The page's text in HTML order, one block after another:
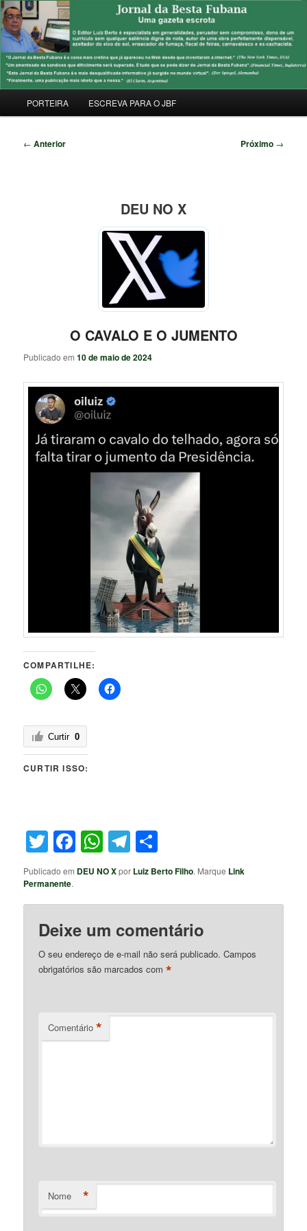
Pular
para
o
conteúdo
principalJORNAL DA BESTA FUBANA
Uma Gazeta Escrota
principal
PORTEIRA ESCREVA PARA O JBF
Navegação
← Anterior Próximo →
DEU NO X
O CAVALO E O JUMENTO
Publicado em10 de maio de 2024
COMPARTILHE:
Curtir 0
CURTIR ISSO:
Twitter
Facebook
WhatsApp
Telegram
Publicado em DEU NO Xpor Luiz Berto Filho. Marque Link
Permanente.
Deixe um comentário
O seu endereço de e-mail não será publicado. Campos
obrigatórios são marcados com*
Comentário *
Nome *